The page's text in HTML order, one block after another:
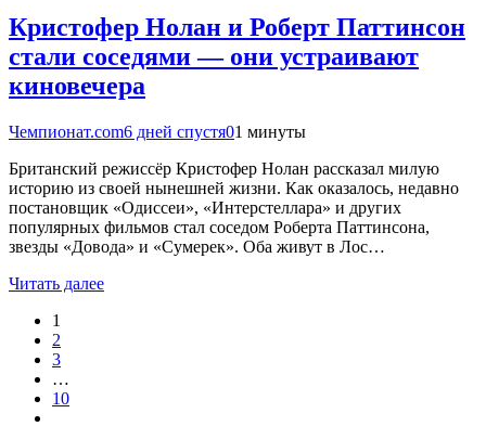
Кристофер Нолан и Роберт Паттинсон
стали соседями — они устраивают
киновечера
Чемпионат.com6 дней спустя01 минуты
Британский режиссёр Кристофер Нолан рассказал милую
историю из своей нынешней жизни. Как оказалось, недавно
постановщик «Одиссеи», «Интерстеллара» и других
популярных фильмов стал соседом Роберта Паттинсона,
звезды «Довода» и «Сумерек». Оба живут в Лос…
Читать далее
1
2
3
…
10